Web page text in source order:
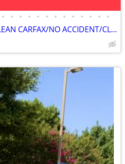
• • • • • • • • • • • • •
2017 FORD EDGE SE /CLEAN CARFAX/NO ACCIDENT/CLEAN TITLE/SUPER CLEAN